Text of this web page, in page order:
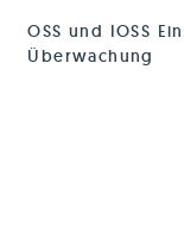
OSS und IOSS
Überwachung